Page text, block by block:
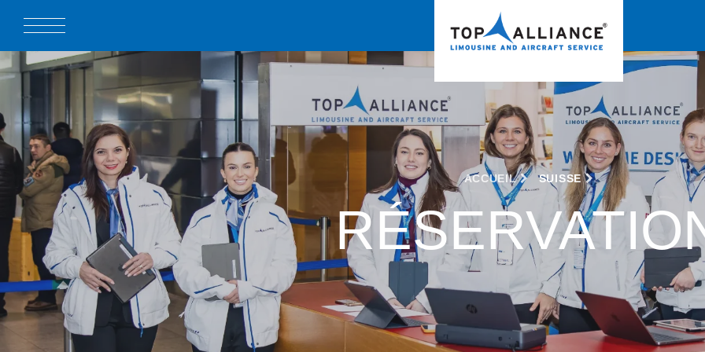
ACCUEIL SUISSE